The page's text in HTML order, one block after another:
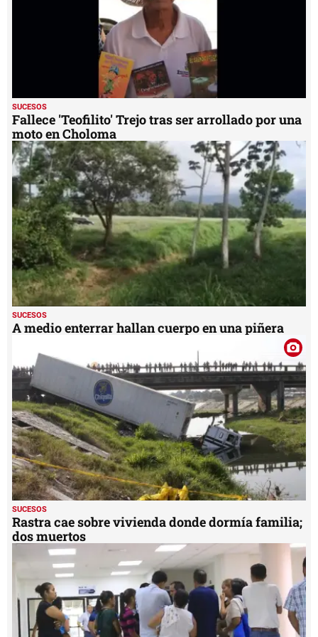
SUCESOS
Fallece 'Teofilito' Trejo tras ser arrollado por una
moto en Choloma
SUCESOS
A medio enterrar hallan cuerpo en una piñera
SUCESOS
Rastra cae sobre vivienda donde dormía familia;
dos muertos